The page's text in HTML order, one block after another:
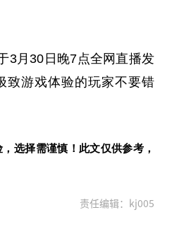
3月30日晚7点全网直播发
致游戏体验的玩家不要错
选择需谨慎！此文仅供参考，
责任编辑：kj005